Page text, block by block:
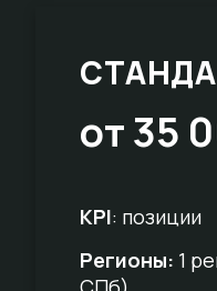
от 35
KPI: позиции
Регионы: 1